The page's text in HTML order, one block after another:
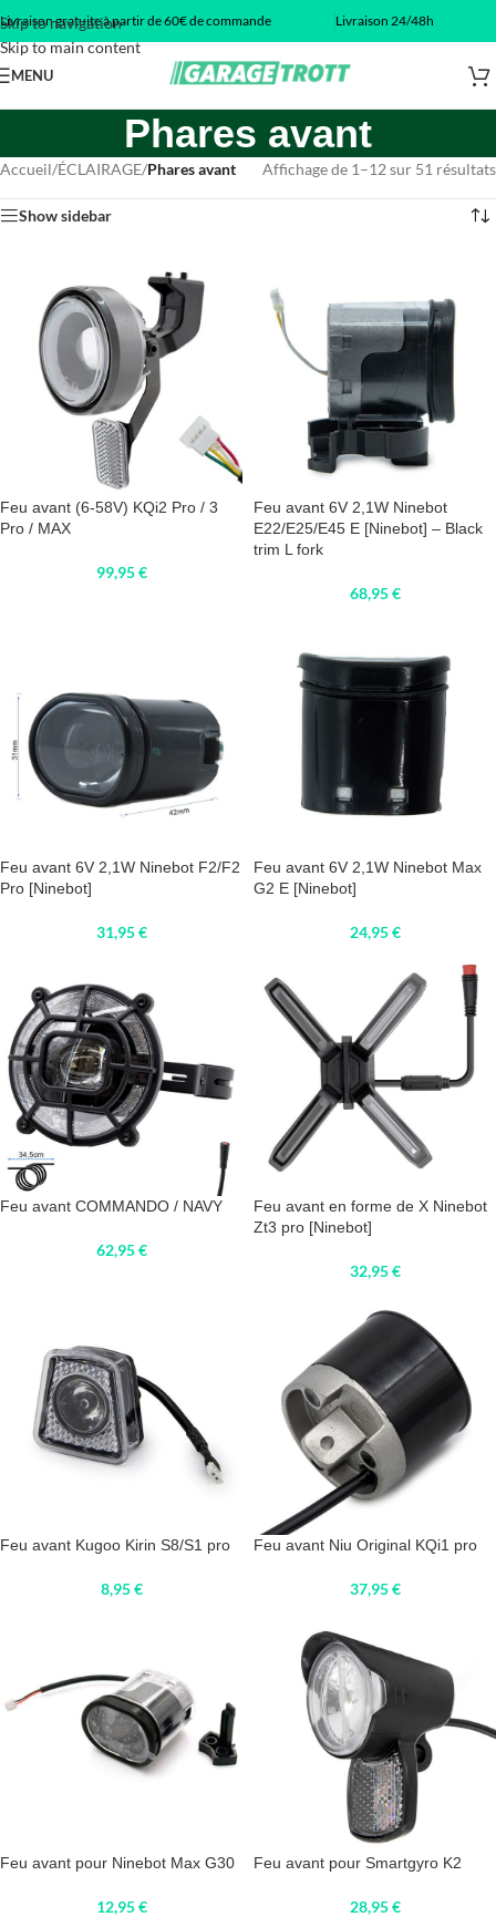
Skip to navigation
Skip to main content
Livraison gratuite à partir de 60€ de commande Livraison 24/48h
MENU
Phares avant
Accueil/ÉCLAIRAGE/Phares avant Affichage de 1–12 sur 51 résultats
Show sidebar
Feu avant (6-58V) KQi2 Pro / 3
Pro / MAX
99,95€
Feu avant 6V 2,1W Ninebot
E22/E25/E45 E [Ninebot] – Black
trim L fork
68,95€
Feu avant 6V 2,1W Ninebot F2/F2
Pro [Ninebot]
31,95€
Feu avant 6V 2,1W Ninebot Max
G2 E [Ninebot]
24,95€
Feu avant COMMANDO / NAVY
62,95€
Feu avant en forme de X Ninebot
Zt3 pro [Ninebot]
32,95€
Feu avant Kugoo Kirin S8/S1 pro
8,95€
Feu avant Niu Original KQi1 pro
37,95€
Feu avant pour Ninebot Max G30
12,95€
Feu avant pour Smartgyro K2
28,95€